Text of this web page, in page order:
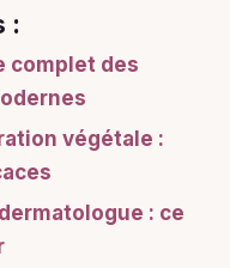
:
complet des
végétale :
: ce